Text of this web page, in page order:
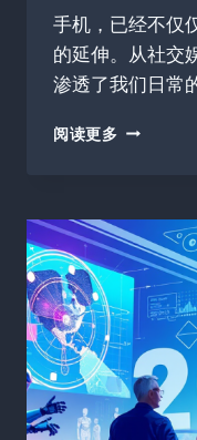
手机，已经不仅
的延伸。从社交
渗透了我们日常
阅读更多 APPIUM：
自
动
化
测
试
的
“瑞
士
军